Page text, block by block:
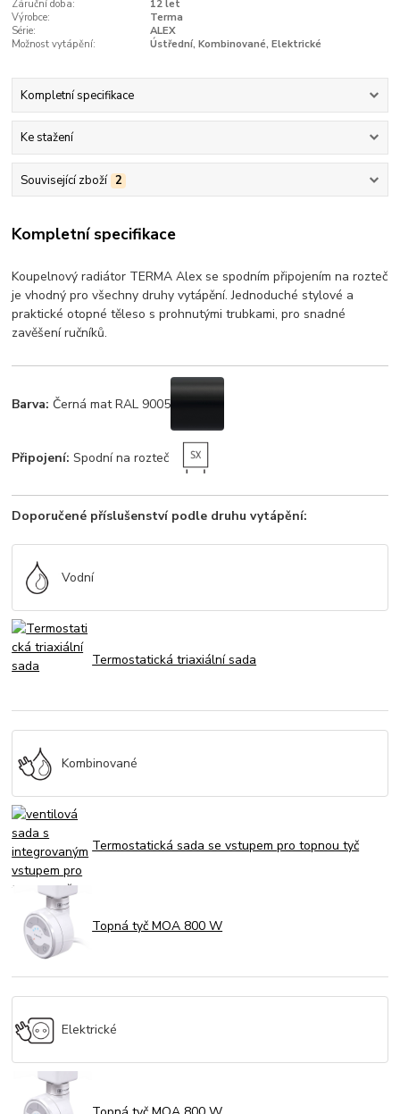
Záruční doba:
12 let
Výrobce:
Terma
Série:
ALEX
Možnost vytápění:
Ústřední, Kombinované, Elektrické
Kompletní specifikace
Ke stažení
Související zboží 2
Kompletní specifikace
Koupelnový radiátor TERMA Alex se spodním připojením na rozteč
je vhodný pro všechny druhy vytápění. Jednoduché stylové a
praktické otopné těleso s prohnutými trubkami, pro snadné
zavěšení ručníků.
Barva: Černá mat RAL 9005
Připojení: Spodní na rozteč
Doporučené příslušenství podle druhu vytápění:
Vodní
Termostatická triaxiální sada
Kombinované
Termostatická sada se vstupem pro topnou tyč
Topná tyč MOA 800 W
Elektrické